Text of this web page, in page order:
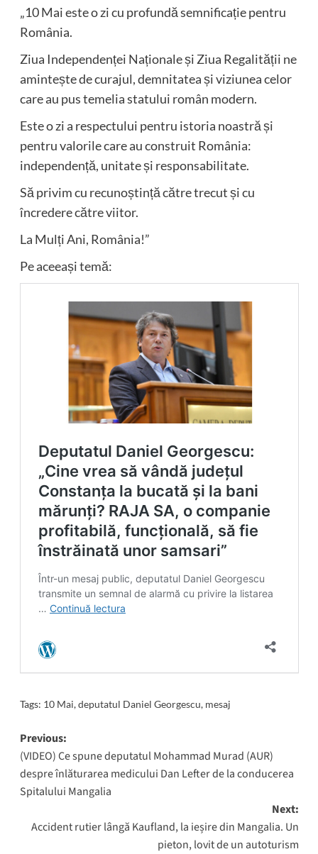
„10 Mai este o zi cu profundă semnificație pentru
România.
Ziua Independenței Naționale și Ziua Regalității ne
amintește de curajul, demnitatea și viziunea celor
care au pus temelia statului român modern.
Este o zi a respectului pentru istoria noastră și
pentru valorile care au construit România:
independență, unitate și responsabilitate.
Să privim cu recunoștință către trecut și cu
încredere către viitor.
La Mulți Ani, România!”
Pe aceeași temă:
Tags: 10 Mai,deputatul Daniel Georgescu, mesaj
Post
navigation
Previous:
(VIDEO) Ce spune deputatul Mohammad Murad (AUR)
despre înlăturarea medicului Dan Lefter de la conducerea
Spitalului Mangalia
Next:
Accident rutier lângă Kaufland, la ieșire din Mangalia. Un
pieton, lovit de un autoturism